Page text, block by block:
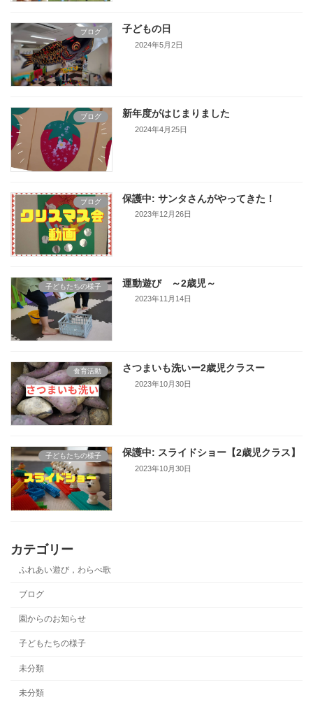
ブログ 子どもの日
2024年5月2日
ブログ 新年度がはじまりました
2024年4月25日
ブログ 保護中: サンタさんがやってきた！
2023年12月26日
子どもたちの様子 運動遊び ～2歳児～
2023年11月14日
食育活動 さつまいも洗いー2歳児クラスー
2023年10月30日
子どもたちの様子 保護中: スライドショー【2歳児クラス】
2023年10月30日
カテゴリー
ふれあい遊び，わらべ歌
ブログ
園からのお知らせ
子どもたちの様子
未分類
未分類